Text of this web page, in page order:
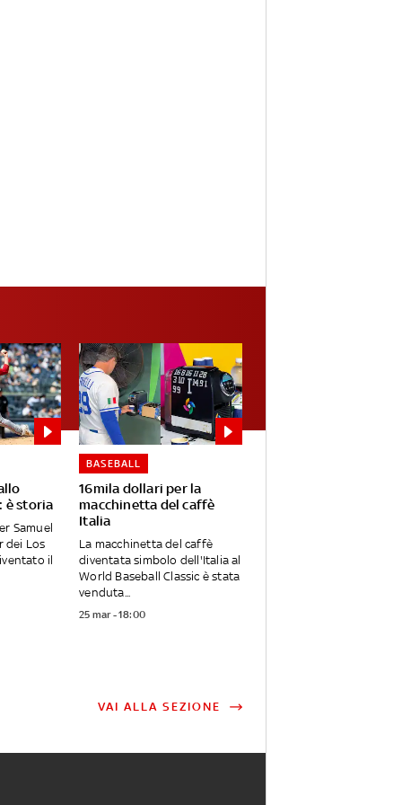
è storia
Samuel
dei Los
il
16mila dollari per la
macchinetta del caffè
Italia
BASEBALL
La macchinetta del caffè
diventata simbolo dell'Italia al
World Baseball Classic è stata
venduta...
25 mar - 18:00
VAI ALLA SEZIONE